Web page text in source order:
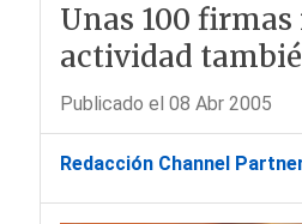
Unas 100
actividad
Publicado el 08 Abr 2005
Redacción Channel